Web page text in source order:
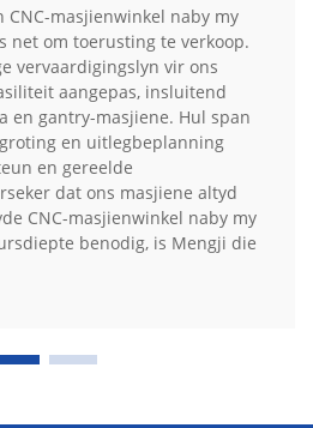
CNC-masjienwinkel naby my
net om toerusting te verkoop.
vervaardigingslyn vir ons
aangepas, insluitend
en gantry-masjiene. Hul span
en uitlegbeplanning
en gereelde
dat ons masjiene altyd
CNC-masjienwinkel naby my
benodig, is Mengji die